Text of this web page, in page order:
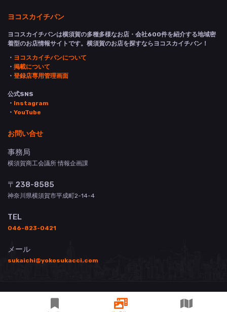
ヨコスカイチバン
ヨコスカイチバンは横須賀の多種多様なお店・会社600件を紹介する地域密
着型のお店情報サイトです。横須賀のお店を探すならヨコスカイチバン！
・ ヨコスカイチバンについて
・ 掲載について
・ 登録店専用管理画面
公式SNS
・ Instagram
・ YouTube
お問い合せ
事務局
横須賀商工会議所 情報企画課
〒238-8585
神奈川県横須賀市平成町2-14-4
TEL
046-823-0421
メール
sukaichi@yokosukacci.com
© 横須賀商工会議所 All Rights Reserved.